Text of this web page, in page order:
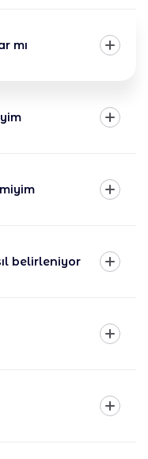
belirleniyor?